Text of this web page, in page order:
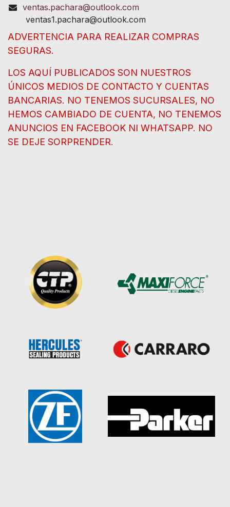
ventas.pachara@outlook.com
ventas1.pachara@outlook.com
ADVERTENCIA PARA REALIZAR COMPRAS
SEGURAS.
LOS AQUÍ PUBLICADOS SON NUESTROS
ÚNICOS MEDIOS DE CONTACTO Y CUENTAS
BANCARIAS. NO TENEMOS SUCURSALES, NO
HEMOS CAMBIADO DE CUENTA, NO TENEMOS
ANUNCIOS EN FACEBOOK NI WHATSAPP. NO
SE DEJE SORPRENDER.